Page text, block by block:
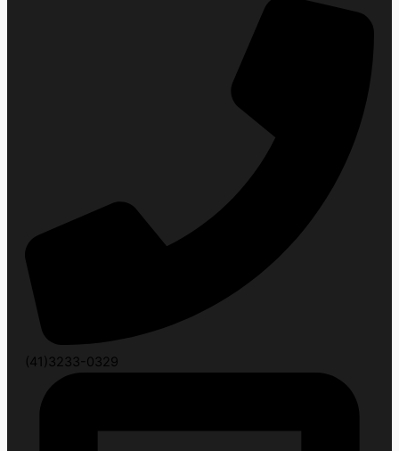
(41)3233-0329